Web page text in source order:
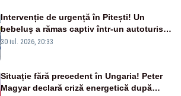
Intervenție de urgență în Pitești! Un
bebeluș a rămas captiv într-un autoturism
din cauza unei defecțiuni
30 iul. 2026, 20:33
Situație fără precedent în Ungaria! Peter
Magyar declară criză energetică după